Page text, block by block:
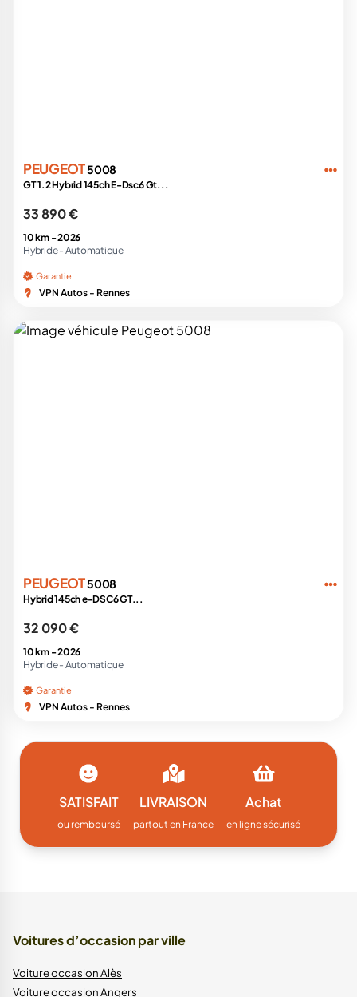
PEUGEOT5008
GT 1.2 Hybrid 145ch E-Dsc6 Gt...
33 890 €
10 km -2026
Hybride - Automatique
Garantie
VPN Autos - Rennes
PEUGEOT5008
Hybrid 145ch e-DSC6 GT...
32 090 €
10 km -2026
Hybride - Automatique
Garantie
VPN Autos - Rennes
SATISFAIT
ou remboursé
LIVRAISON
partout en France
Achat
en ligne sécurisé
Voitures d’occasion par ville
Voiture occasion Alès
Voiture occasion Angers